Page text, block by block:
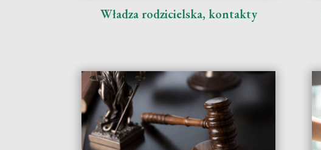
Władza rodzicielska, kontakty